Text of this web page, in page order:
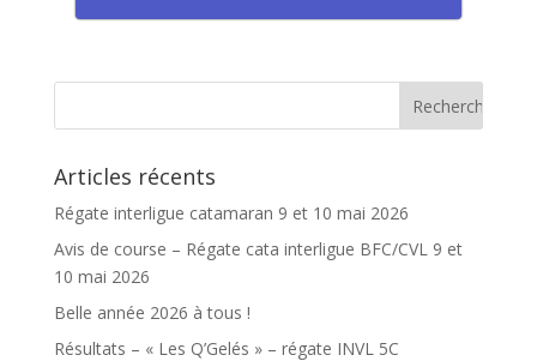
Articles récents
Régate interligue catamaran 9 et 10 mai 2026
Avis de course – Régate cata interligue BFC/CVL 9 et
10 mai 2026
Belle année 2026 à tous !
Résultats – « Les Q’Gelés » – régate INVL 5C